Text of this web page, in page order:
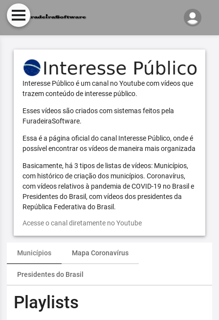
Interesse Público é um canal no Youtube com vídeos que
trazem conteúdo de interesse público.
Esses vídeos são criados com sistemas feitos pela
FuradeiraSoftware.
Essa é a página oficial do canal Interesse Público, onde é
possível encontrar os vídeos de maneira mais organizada
Basicamente, há 3 tipos de listas de vídeos: Municípios,
com histórico de criação dos municípios. Coronavírus,
com vídeos relativos à pandemia de COVID-19 no Brasil e
Presidentes do Brasil, com vídeos dos presidentes da
República Federativa do Brasil.
Acesse o canal diretamente no Youtube
Municípios Mapa Coronavírus
Presidentes do Brasil
Playlists